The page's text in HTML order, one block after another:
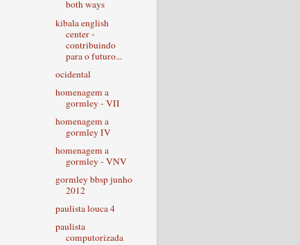
both ways
kibala english
center -
contribuindo
para o futuro...
ocidental
homenagem a
gormley - VII
homenagem a
gormley IV
homenagem a
gormley - VNV
gormley bbsp junho
2012
paulista louca 4
paulista
computorizada